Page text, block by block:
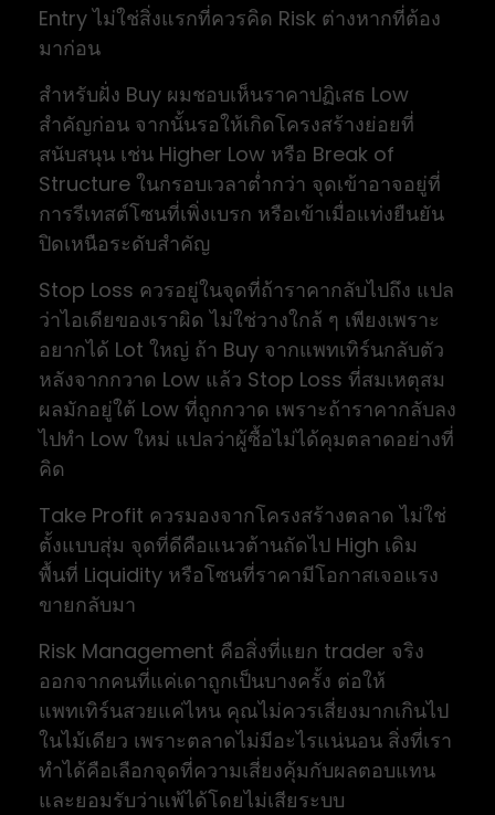
Entry ไม่ใช่สิ่งแรกที่ควรคิด Risk ต่างหากที่ต้อง
มาก่อน
สำหรับฝั่ง Buy ผมชอบเห็นราคาปฏิเสธ Low
สำคัญก่อน จากนั้นรอให้เกิดโครงสร้างย่อยที่
สนับสนุน เช่น Higher Low หรือ Break of
Structure ในกรอบเวลาต่ำกว่า จุดเข้าอาจอยู่ที่
การรีเทสต์โซนที่เพิ่งเบรก หรือเข้าเมื่อแท่งยืนยัน
ปิดเหนือระดับสำคัญ
Stop Loss ควรอยู่ในจุดที่ถ้าราคากลับไปถึง แปล
ว่าไอเดียของเราผิด ไม่ใช่วางใกล้ ๆ เพียงเพราะ
อยากได้ Lot ใหญ่ ถ้า Buy จากแพทเทิร์นกลับตัว
หลังจากกวาด Low แล้ว Stop Loss ที่สมเหตุสม
ผลมักอยู่ใต้ Low ที่ถูกกวาด เพราะถ้าราคากลับลง
ไปทำ Low ใหม่ แปลว่าผู้ซื้อไม่ได้คุมตลาดอย่างที่
คิด
Take Profit ควรมองจากโครงสร้างตลาด ไม่ใช่
ตั้งแบบสุ่ม จุดที่ดีคือแนวต้านถัดไป High เดิม
พื้นที่ Liquidity หรือโซนที่ราคามีโอกาสเจอแรง
ขายกลับมา
Risk Management คือสิ่งที่แยก trader จริง
ออกจากคนที่แค่เดาถูกเป็นบางครั้ง ต่อให้
แพทเทิร์นสวยแค่ไหน คุณไม่ควรเสี่ยงมากเกินไป
ในไม้เดียว เพราะตลาดไม่มีอะไรแน่นอน สิ่งที่เรา
ทำได้คือเลือกจุดที่ความเสี่ยงคุ้มกับผลตอบแทน
และยอมรับว่าแพ้ได้โดยไม่เสียระบบ